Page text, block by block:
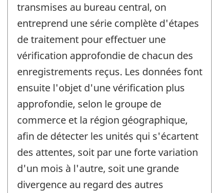
transmises au bureau central, on
entreprend une série complète d'étapes
de traitement pour effectuer une
vérification approfondie de chacun des
enregistrements reçus. Les données font
ensuite l'objet d'une vérification plus
approfondie, selon le groupe de
commerce et la région géographique,
afin de détecter les unités qui s'écartent
des attentes, soit par une forte variation
d'un mois à l'autre, soit une grande
divergence au regard des autres